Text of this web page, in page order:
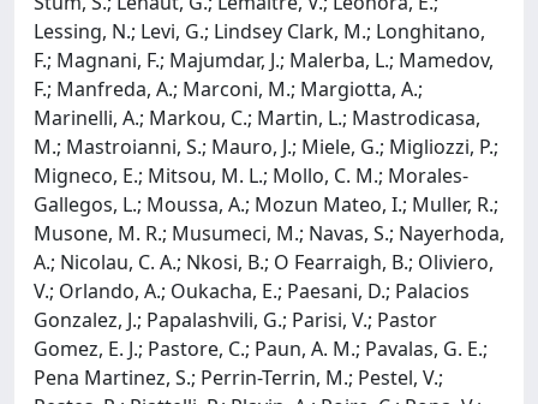
Lessing, N.; Levi, G.; Lindsey Clark, M.; Longhitano,
F.; Magnani, F.; Majumdar, J.; Malerba, L.; Mamedov,
F.; Manfreda, A.; Marconi, M.; Margiotta, A.;
Marinelli, A.; Markou, C.; Martin, L.; Mastrodicasa,
M.; Mastroianni, S.; Mauro, J.; Miele, G.; Migliozzi, P.;
Migneco, E.; Mitsou, M. L.; Mollo, C. M.; Morales-
Gallegos, L.; Moussa, A.; Mozun Mateo, I.; Muller, R.;
Musone, M. R.; Musumeci, M.; Navas, S.; Nayerhoda,
A.; Nicolau, C. A.; Nkosi, B.; O Fearraigh, B.; Oliviero,
V.; Orlando, A.; Oukacha, E.; Paesani, D.; Palacios
Gonzalez, J.; Papalashvili, G.; Parisi, V.; Pastor
Gomez, E. J.; Pastore, C.; Paun, A. M.; Pavalas, G. E.;
Pena Martinez, S.; Perrin-Terrin, M.; Pestel, V.;